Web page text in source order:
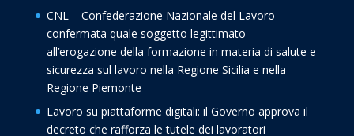
CNL – Confederazione Nazionale del Lavoro
confermata quale soggetto legittimato
all’erogazione della formazione in materia di salute e
sicurezza sul lavoro nella Regione Sicilia e nella
Regione Piemonte
Lavoro su piattaforme digitali: il Governo approva il
decreto che rafforza le tutele dei lavoratori